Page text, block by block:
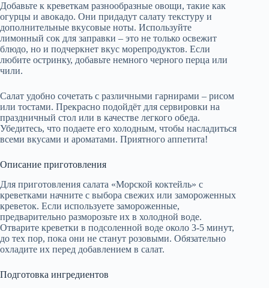
Добавьте к креветкам разнообразные овощи, такие как
огурцы и авокадо. Они придадут салату текстуру и
дополнительные вкусовые ноты. Используйте
лимонный сок для заправки – это не только освежит
блюдо, но и подчеркнет вкус морепродуктов. Если
любите остринку, добавьте немного черного перца или
чили.
Салат удобно сочетать с различными гарнирами – рисом
или тостами. Прекрасно подойдёт для сервировки на
праздничный стол или в качестве легкого обеда.
Убедитесь, что подаете его холодным, чтобы насладиться
всеми вкусами и ароматами. Приятного аппетита!
Описание приготовления
Для приготовления салата «Морской коктейль» с
креветками начните с выбора свежих или замороженных
креветок. Если используете замороженные,
предварительно разморозьте их в холодной воде.
Отварите креветки в подсоленной воде около 3-5 минут,
до тех пор, пока они не станут розовыми. Обязательно
охладите их перед добавлением в салат.
Подготовка ингредиентов